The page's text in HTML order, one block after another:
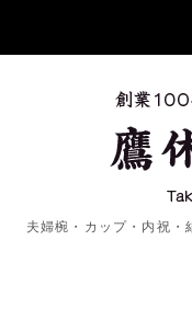
夫婦椀・カップ・内祝・